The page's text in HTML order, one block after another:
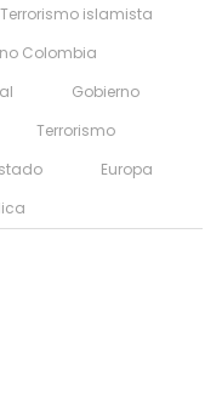
Terrorismo islamista
Colombia
Gobierno
Terrorismo
Europa